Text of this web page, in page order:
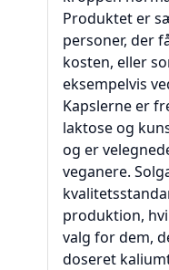
Produktet er
personer, der
kosten, eller
eksempelvis
Kapslerne er
laktose og
og er
veganere.
produktion,
valg for dem,
doseret